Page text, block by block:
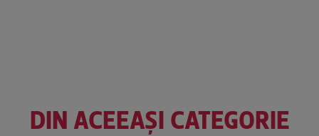
DIN ACEEAȘI CATEGORIE